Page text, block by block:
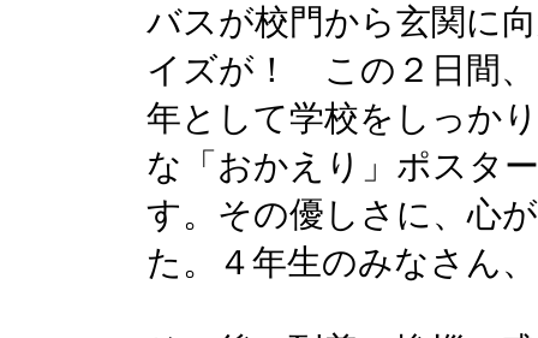
バスが校門から玄関に
イズが！ この２日間、
年として学校をしっか
な「おかえり」ポスタ
す。その優しさに、心
た。４年生のみなさん